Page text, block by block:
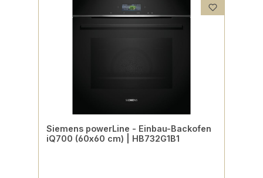
Siemens powerLine - Einbau-Backofen
iQ700 (60x60 cm) | HB732G1B1